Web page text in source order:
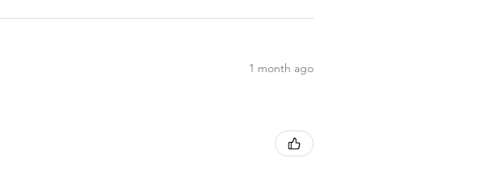
1 month ago